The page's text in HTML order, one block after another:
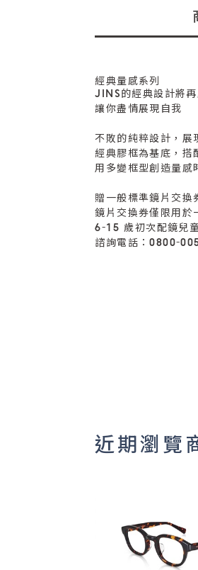
經典量感系列
JINS的經典設計將再
讓你盡情展現自我
不敗的純粹設計，展
經典膠框為基底，搭
用多變框型創造量感
贈一般標準鏡片交換
鏡片交換券僅限用於
6-15 歲初次配鏡兒
諮詢電話：0800-
近期瀏覽